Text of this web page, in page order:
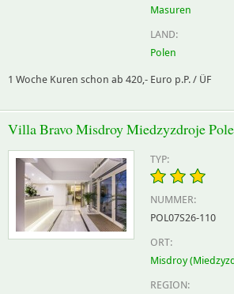
Masuren
LAND:
Polen
1 Woche Kuren schon ab 420,- Euro p.P. / ÜF
Villa Bravo Misdroy Miedzyzdroje
TYP:
NUMMER:
POL07S26-110
ORT:
Misdroy
REGION: